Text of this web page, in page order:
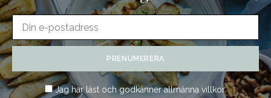
Jag har läst och godkännerallmänna villkor.